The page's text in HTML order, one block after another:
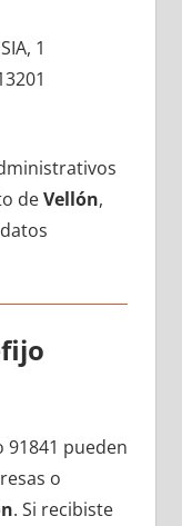
1
dеVellón,
91841 pueden
ο
. Si recibiste